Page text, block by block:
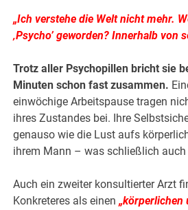
„Ich verstehe die Welt nicht mehr.
‚Psycho’ geworden? Innerhalb von
Trotz aller Psychopillen bricht sie
Minuten schon fast zusammen.
einwöchige Arbeitspause tragen
ihres Zustandes bei. Ihre
genauso wie die Lust aufs
ihrem Mann – was schließlich auch
Auch ein zweiter konsultierter Arzt
Konkreteres als einen„körperlichen